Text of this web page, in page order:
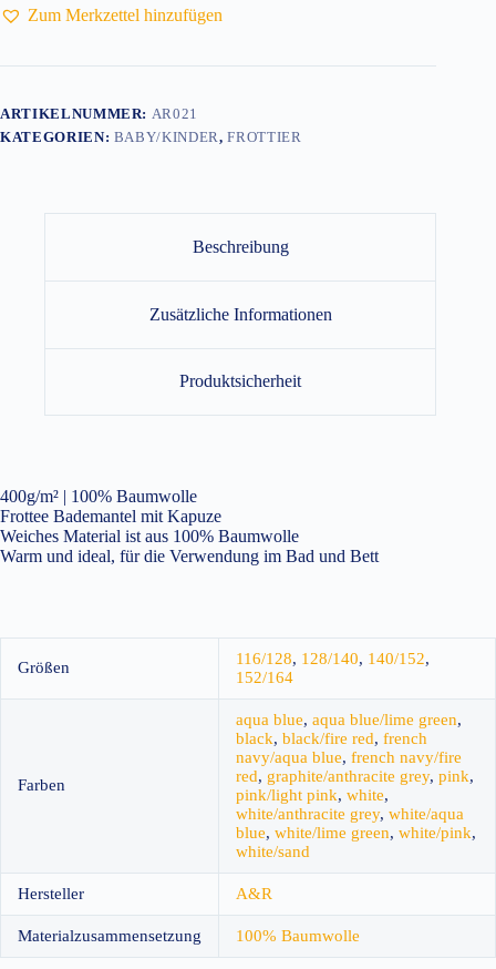
MengeZum Merkzettel hinzufügen
ARTIKELNUMMER: AR021
KATEGORIEN: BABY/KINDER,FROTTIER
Beschreibung
Zusätzliche Informationen
Produktsicherheit
400g/m² | 100% Baumwolle
Frottee Bademantel mit Kapuze
Weiches Material ist aus 100% Baumwolle
Warm und ideal, für die Verwendung im Bad und Bett
Größen 116/128, 128/140, 140/152,
152/164
Farben
aqua blue, aqua blue/lime green,
black, black/fire red, french
navy/aqua blue, french navy/fire
red, graphite/anthracite grey, pink,
pink/light pink, white,
white/anthracite grey, white/aqua
blue, white/lime green, white/pink,
white/sand
Hersteller A&R
Materialzusammensetzung 100% Baumwolle